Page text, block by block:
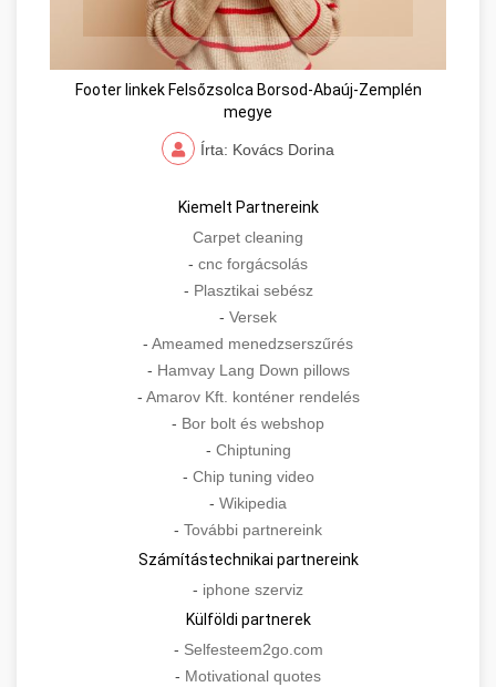
Footer linkek Felsőzsolca Borsod-Abaúj-Zemplén
megye
Írta: Kovács Dorina
Kiemelt Partnereink
Carpet cleaning
- cnc forgácsolás
- Plasztikai sebész
- Versek
- Ameamed menedzserszűrés
- Hamvay Lang Down pillows
- Amarov Kft. konténer rendelés
- Bor bolt és webshop
- Chiptuning
- Chip tuning video
- Wikipedia
- További partnereink
Számítástechnikai partnereink
- iphone szerviz
Külföldi partnerek
- Selfesteem2go.com
- Motivational quotes